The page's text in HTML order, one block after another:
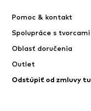
Obleky & saká
Plavky
Príležitosti
Upcyklácia
Pomoc & kontakt
Spolupráce s tvorcami
Oblasť doručenia
Outlet
Odstúpiť od zmluvy tu